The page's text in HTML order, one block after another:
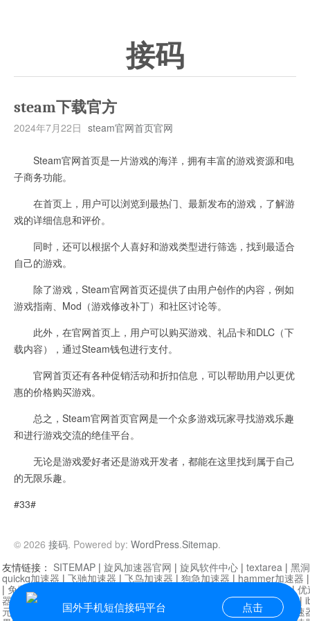
接码
steam下载官方
2024年7月22日 steam官网首页官网
Steam官网首页是一片游戏的海洋，拥有丰富的游戏资源和电
子商务功能。
在首页上，用户可以浏览到最热门、最新发布的游戏，了解游
戏的详细信息和评价。
同时，还可以根据个人喜好和游戏类型进行筛选，找到最适合
自己的游戏。
除了游戏，Steam官网首页还提供了由用户创作的内容，例如
游戏指南、Mod（游戏修改补丁）和社区讨论等。
此外，在官网首页上，用户可以购买游戏、礼品卡和DLC（下
载内容），通过Steam钱包进行支付。
官网首页还有各种促销活动和折扣信息，可以帮助用户以更优
惠的价格购买游戏。
总之，Steam官网首页官网是一个众多游戏玩家寻找游戏乐趣
和进行游戏交流的绝佳平台。
无论是游戏爱好者还是游戏开发者，都能在这里找到属于自己
的无限乐趣。
#33#
© 2026 接码. Powered by: WordPress.Sitemap.
国外手机短信接码平台 点击
友情链接： SITEMAP | 旋风加速器官网 | 旋风软件中心 | textarea | 黑
quickq加速器 | 飞驰加速器 | 飞鸟加速器 | 狗急加速器 | hammer加速器
| 免费vqn加速外网 迷雾通|优
器| 快柠檬加速器 |黑洞加速 |falemon 快橙加速器|anycast加速器 |
元机场加速器
|一元机场|老王加速器| | 白石山|
小牛加速